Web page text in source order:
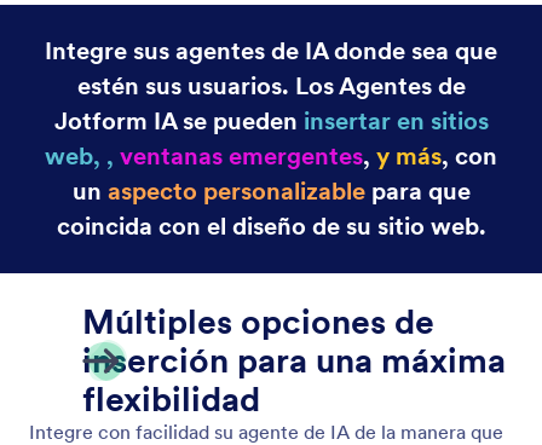
Integre sus agentes de IA donde sea que
estén sus usuarios. Los Agentes de
Jotform IA se pueden insertar en sitios
web, , ventanas emergentes, y más, con
un aspecto personalizablepara que
coincida con el diseño de su sitio web.
Múltiples opciones de
inserción para una máxima
flexibilidad
Integre con facilidad su agente de IA de la manera que